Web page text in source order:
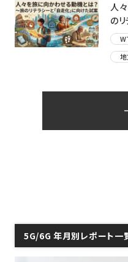
人
の
5G/6G 年月別レポート一